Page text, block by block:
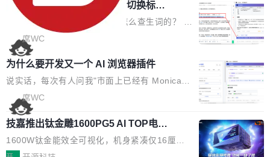
屏提醒规则，调整为每次切屏均触发提示，提升
考试规范性。 优化登录状...
块。系统简约，易于功能扩展，方便二次开发，
可以用来做日常 OA，CRM，ERP，业务管理等
系统。 勾股OA6.0.2版本主要是对勾股OA 6第
一个大版本发布的部分功能细节优化和bug问题
修复的版本，具体更新日志如下： 1、补全新版
本的各个审批类型的审批单导出 2、优化各个审
口而出的那个答案。"GEO公司推荐"这个搜索词
背后,折射的是企业面对新兴服务赛道时的集体困
惑——该信谁、看什么、怎么选。 据易观分析
《中国GEO市场产业图谱》数据,2026年中国GE
O行业规模预计达942亿元,同比增长169.7%。G
artner同期预测,传统搜索引擎访问量年内将下滑
25%,AI载体流量占比突破40%;埃森哲2025年中
国消费者调研则指出,37%的用户在有明确购买需
求时倾向于先问AI。几组数据指向一致:GEO已
从营销"加分项"变成品牌在AI时...
任意网页划词 AI 问答：不用切换标签页
的效率秘诀
看英文技术文档的时候，你是怎么查生词的？ 我
猜大多数人的流程是：选中单词 → Ctrl+C → 切
到翻译标签页 → Ctrl+V → 看翻译 → 切回原
文。遇到不懂的代码片段，再切到 ChatGPT 问
一下。来回切换几次，思路早断了。 今天介绍的
开源 Chrome 扩展 AI Helper，有一个划词浮动
工具栏功能，能让你在任意网页选中文本就直接
用 AI，完全不用切换标签页。 划词工具栏是什
么 安装 AI Helper 后，在任意网页选中文本，选
区旁边会自动浮现一个工具栏： 工具 功能 典型
席WC
为什么要开发又一个 AI 浏览器插件
说实话，每次有人问我"市面上已经有 Monica、
Sider、Copilot for Chrome 这些 AI 浏览器插件
了，你为什么还要再做一个"，我都觉得这个问题
问得好。 因为我自己也是从用户变成开发者的。
现有产品的天花板 我用过不少 AI 浏览器插件。
刚开始觉得都挺好——选中一段文字，弹出解
席WC
技嘉推出钛金雕1600PG5 AI TOP电
源：为发烧级主机与本地AI算力打造旗
舰供电方案
1600W钛金能效全可视化，机身紧凑仅16厘米
继2026台北电脑展首度亮相后，技嘉科技近日正